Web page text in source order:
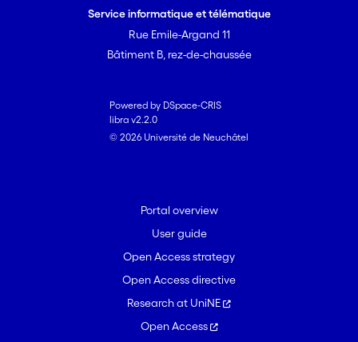
Service informatique et télématique
Rue Emile-Argand 11
Bâtiment B, rez-de-chaussée
Powered by DSpace-CRIS
libra v2.2.0
© 2026 Université de Neuchâtel
Portal overview
User guide
Open Access strategy
Open Access directive
Research at UniNE
Open Access